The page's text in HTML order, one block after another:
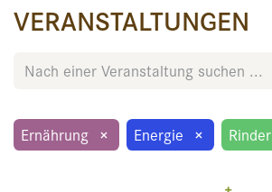
VERANSTALTUNGEN
Ernährung × Energie × Rinder